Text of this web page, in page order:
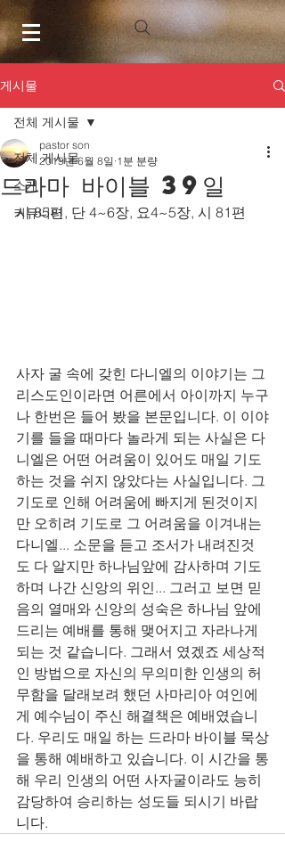
게시물
전체 게시물
소개
커뮤니티
전체 게시물
드라마 바이블 39일
pastor son
2019년 6월 8일 1분 분량
시 85편, 단 4~6장, 요4~5장, 시 81편
사자 굴 속에 갖힌 다니엘의 이야기는 그
리스도인이라면 어른에서 아이까지 누구
나 한번은 들어 봤을 본문입니다. 이 이야
기를 들을 때마다 놀라게 되는 사실은 다
니엘은 어떤 어려움이 있어도 매일 기도
하는 것을 쉬지 않았다는 사실입니다. 그
기도로 인해 어려움에 빠지게 된것이지
만 오히려 기도로 그 어려움을 이겨내는
다니엘... 소문을 듣고 조서가 내려진것
도 다 알지만 하나님앞에 감사하며 기도
하며 나간 신앙의 위인... 그러고 보면 믿
음의 열매와 신앙의 성숙은 하나님 앞에
드리는 예배를 통해 맺어지고 자라나게
되는 것 같습니다. 그래서 였겠죠 세상적
인 방법으로 자신의 무의미한 인생의 허
무함을 달래보려 했던 사마리아 여인에
게 예수님이 주신 해결책은 예배였습니
다. 우리도 매일 하는 드라마 바이블 묵상
을 통해 예배하고 있습니다. 이 시간을 통
해 우리 인생의 어떤 사자굴이라도 능히
감당하여 승리하는 성도들 되시기 바랍
니다.